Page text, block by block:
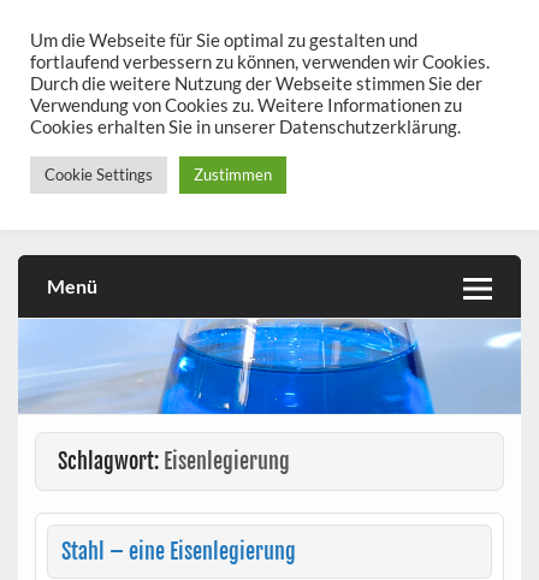
contentchemieseiten.de
Chemie kann man üben!
Menü
Schlagwort: Eisenlegierung
Stahl – eine Eisenlegierung
Um die Webseite für Sie optimal zu gestalten und
fortlaufend verbessern zu können, verwenden wir Cookies.
Durch die weitere Nutzung der Webseite stimmen Sie der
Verwendung von Cookies zu. Weitere Informationen zu
Cookies erhalten Sie in unserer Datenschutzerklärung.
Cookie Settings Zustimmen